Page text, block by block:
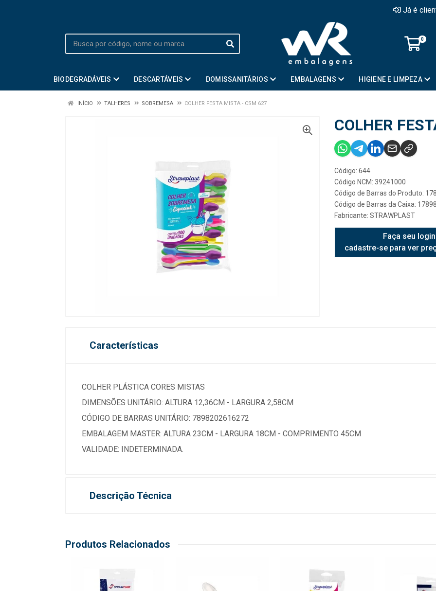
Já é
0
BIODEGRADÁVEIS DESCARTÁVEIS DOMISSANITÁRIOS EMBALAGENS HIGIENE E LIMPEZA
INÍCIO TALHERES SOBREMESA COLHER FESTA MISTA - CSM 627
COLHER
Código: 644
Código NCM: 39241000
Código de Barras do Produto:
Código de Barras da Caixa:
Fabricante: STRAWPLAST
Faça seu
cadastre-se para ver
Características
COLHER PLÁSTICA CORES MISTAS
DIMENSÕES UNITÁRIO: ALTURA 12,36CM - LARGURA 2,58CM
CÓDIGO DE BARRAS UNITÁRIO: 7898202616272
EMBALAGEM MASTER: ALTURA 23CM - LARGURA 18CM - COMPRIMENTO 45CM
VALIDADE: INDETERMINADA.
Descrição Técnica
Produtos Relacionados